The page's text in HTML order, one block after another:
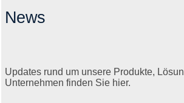
News
Updates rund um unsere Produkte,
Unternehmen finden Sie hier.